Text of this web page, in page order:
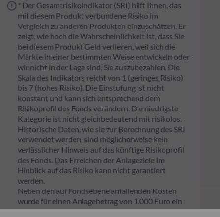
* Der Gesamtrisikoindikator (SRI) hilft Ihnen, das
mit diesem Produkt verbundene Risiko im
Vergleich zu anderen Produkten einzuschätzen. Er
zeigt, wie hoch die Wahrscheinlichkeit ist, dass Sie
bei diesem Produkt Geld verlieren, weil sich die
Märkte in einer bestimmten Weise entwickeln oder
wir nicht in der Lage sind, Sie auszubezahlen. Die
Skala des Indikators reicht von 1 (geringes Risiko)
bis 7 (hohes Risiko). Die Einstufung ist nicht
konstant und kann sich entsprechend dem
Risikoprofil des Fonds verändern. Die niedrigste
Kategorie ist nicht gleichbedeutend mit risikolos.
Historische Daten, wie sie zur Berechnung des SRI
verwendet werden, sind möglicherweise kein
verlässlicher Hinweis auf das künftige Risikoprofil
des Fonds. Das Erreichen der Anlageziele im
Hinblick auf das Risiko kann nicht garantiert
werden.
Neben den auf Fondsebene anfallenden Kosten
wurde für einen Anlagebetrag von 1.000 Euro ein
einmaliger Ausgabeaufschlag bzw.